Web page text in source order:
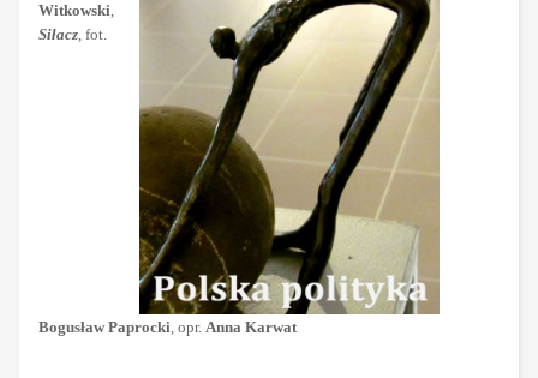
Witkowski,
Siłacz, fot.
Bogusław Paprocki , opr. Anna Karwat